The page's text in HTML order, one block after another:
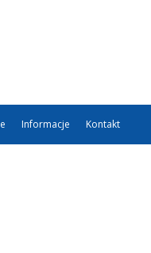
Informacje Kontakt